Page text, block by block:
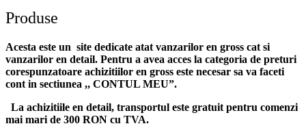
Produse
Acesta este un site dedicate atat vanzarilor en gross cat si
vanzarilor en detail. Pentru a avea acces la categoria de preturi
corespunzatoare achizitiilor en gross este necesar sa va faceti
cont in sectiunea ,, CONTUL MEU”.
La achizitiile en detail, transportul este gratuit pentru comenzi
mai mari de 300 RON cu TVA.